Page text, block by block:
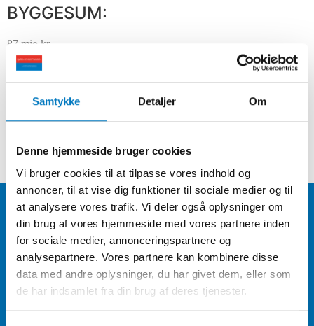
Samtykke Detaljer Om
Denne hjemmeside bruger cookies
Vi bruger cookies til at tilpasse vores indhold og
annoncer, til at vise dig funktioner til sociale medier og til
at analysere vores trafik. Vi deler også oplysninger om
din brug af vores hjemmeside med vores partnere inden
for sociale medier, annonceringspartnere og
analysepartnere. Vores partnere kan kombinere disse
data med andre oplysninger, du har givet dem, eller som
de har indsamlet fra din brug af deres tjenester.
BYGGESUM:
87 mio kr.
TILKNYTTEDE RÅDGIVERE:
Ltt Arkitektur ApS
2024-2025
Kontakt
info@landbjorn.dk